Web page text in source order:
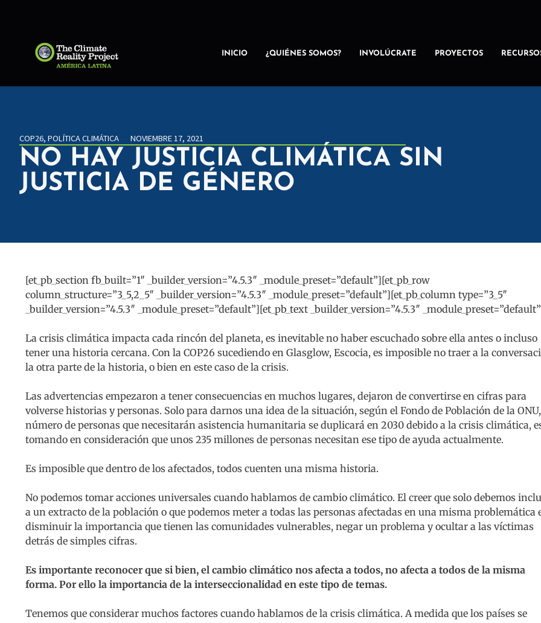
INICIO ¿QUIÉNES SOMOS? INVOLÚCRATE PROYECTOS
COP26, POLÍTICA CLIMÁTICA NOVIEMBRE 17, 2021
NO HAY JUSTICIA CLIMÁTICA SIN
JUSTICIA DE GÉNERO
[et_pb_section fb_built=”1″ _builder_version=”4.5.3″ _module_preset=”default”][et_pb_row
column_structure=”3_5,2_5″ _builder_version=”4.5.3″ _module_preset=”default”][et_pb_column type=”3_5″
_builder_version=”4.5.3″ _module_preset=”default”][et_pb_text _builder_version=”4.5.3″
La crisis climática impacta cada rincón del planeta, es inevitable no haber escuchado sobre ella antes o incluso
tener una historia cercana. Con la COP26 sucediendo en Glasglow, Escocia, es imposible no traer a la
la otra parte de la historia, o bien en este caso de la crisis.
Las advertencias empezaron a tener consecuencias en muchos lugares, dejaron de convertirse en cifras para
volverse historias y personas. Solo para darnos una idea de la situación, según el Fondo de Población de la
número de personas que necesitarán asistencia humanitaria se duplicará en 2030 debido a la crisis climática,
tomando en consideración que unos 235 millones de personas necesitan ese tipo de ayuda actualmente.
Es imposible que dentro de los afectados, todos cuenten una misma historia.
No podemos tomar acciones universales cuando hablamos de cambio climático. El creer que solo debemos
a un extracto de la población o que podemos meter a todas las personas afectadas en una misma problemática
disminuir la importancia que tienen las comunidades vulnerables, negar un problema y ocultar a las víctimas
detrás de simples cifras.
Es importante reconocer que si bien, el cambio climático nos afecta a todos, no afecta a todos de la misma
forma. Por ello la importancia de la interseccionalidad en este tipo de temas.
Tenemos que considerar muchos factores cuando hablamos de la crisis climática. A medida que los países se